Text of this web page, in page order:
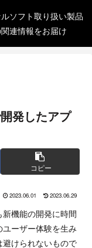
ソフト取り扱い製品
連情報をお届け
発したアプ
コピー
2023.06.01 2023.06.29
機能の開発に時間
ーザー体験を生み
けられないもので